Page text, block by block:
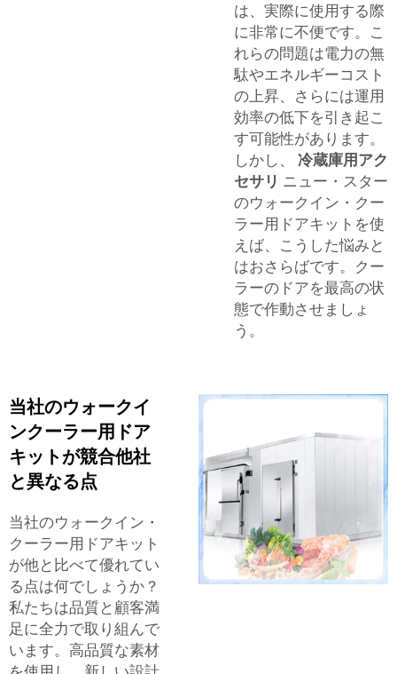
は、実際に使用する際
に非常に不便です。こ
れらの問題は電力の無
駄やエネルギーコスト
の上昇、さらには運用
効率の低下を引き起こ
す可能性があります。
しかし、 冷蔵庫用アク
セサリ ニュー・スター
のウォークイン・クー
ラー用ドアキットを使
えば、こうした悩みと
はおさらばです。クー
ラーのドアを最高の状
態で作動させましょ
う。
当社のウォークイ
ンクーラー用ドア
キットが競合他社
と異なる点
当社のウォークイン・
クーラー用ドアキット
が他と比べて優れてい
る点は何でしょうか？
私たちは品質と顧客満
足に全力で取り組んで
います。高品質な素材